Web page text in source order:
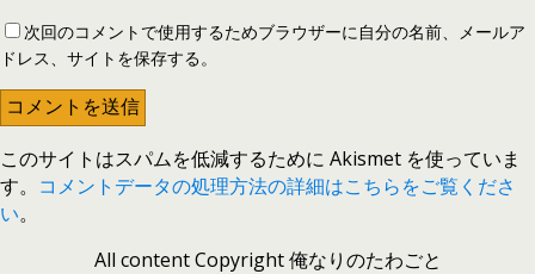
次回のコメントで使用するためブラウザーに自分の名前、メールア
ドレス、サイトを保存する。
このサイトはスパムを低減するために Akismet を使っていま
す。 コメントデータの処理方法の詳細はこちらをご覧くださ
い。
All content Copyright 俺なりのたわごと